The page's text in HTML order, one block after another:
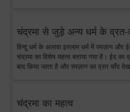
चंद्रमा से जुड़े अन्य धर्म के व्रत-
हिन्दू धर्म के अलावा इस्लाम धर्म में रमज़ान
चंद्रमा का विशेष महत्व बताया गया है। ईद
बाद किया जाता है और रमज़ान का व्रत चाँद
चंद्रमा का महत्व